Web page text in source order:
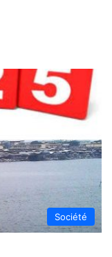
Société